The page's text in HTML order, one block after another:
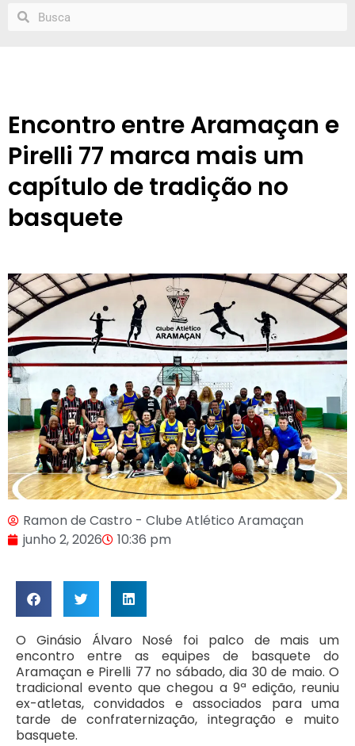
Encontro entre Aramaçan e
Pirelli 77 marca mais um
capítulo de tradição no
basquete
Ramon de Castro - Clube Atlético Aramaçan
junho 2, 2026
10:36 pm
O Ginásio Álvaro Nosé foi palco de mais um
encontro entre as equipes de basquete do
Aramaçan e Pirelli 77 no sábado, dia 30 de maio. O
tradicional evento que chegou a 9ª edição, reuniu
ex-atletas, convidados e associados para uma
tarde de confraternização, integração e muito
basquete.